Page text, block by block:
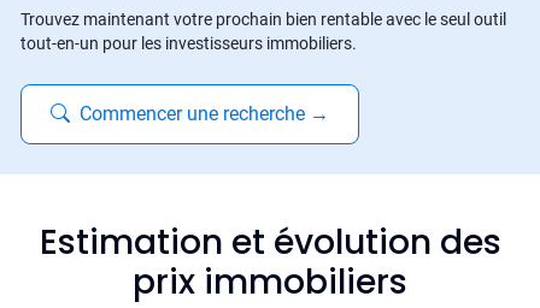
Trouvez maintenant votre prochain bien rentable avec le seul outil
tout-en-un pour les investisseurs immobiliers.
Commencer une recherche →
Estimation et évolution des
prix immobiliers